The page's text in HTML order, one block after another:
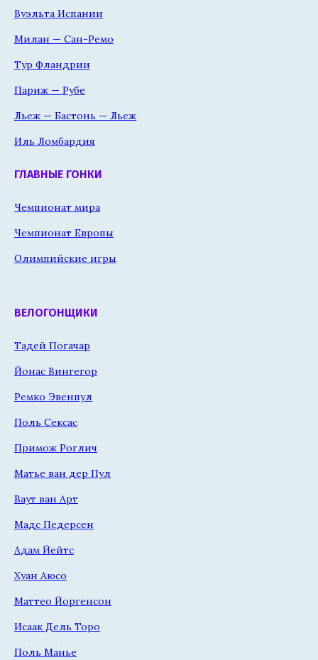
Вуэльта Испании
Милан — Сан-Ремо
Тур Фландрии
Париж — Рубе
Льеж — Бастонь — Льеж
Иль Ломбардия
ГЛАВНЫЕ ГОНКИ
Чемпионат мира
Чемпионат Европы
Олимпийские игры
ВЕЛОГОНЩИКИ
Тадей Погачар
Йонас Вингегор
Ремко Эвенпул
Поль Сексас
Примож Роглич
Матье ван дер Пул
Ваут ван Арт
Мадс Педерсен
Адам Йейтс
Хуан Аюсо
Маттео Йоргенсон
Исаак Дель Торо
Поль Манье